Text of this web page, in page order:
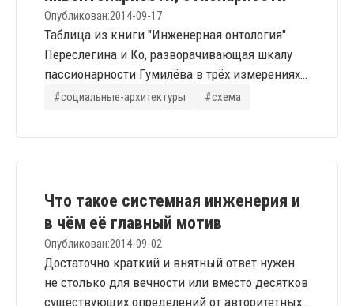
Опубликован:2014-09-17
Таблица из книги "Инженерная онтология"
Переслегина и Ко, разворачивающая шкалу
пассионарности Гумилёва в трёх измерениях.
Пассионарность – форма неэквивалентного
в форме социальных движений в
Инвентонарность – форма неэквивалентного
присвоения информации, то есть «энергии...
#социальные-архитектуры #схема
Что такое системная инженерия и
в чём её главный мотив
Опубликован:2014-09-02
Достаточно краткий и внятный ответ нужен
не столько для вечности или вместо десятков
существующих определений от авторитетных